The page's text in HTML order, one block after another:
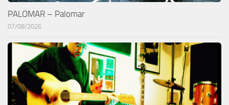
PALOMAR – Palomar
07/08/2026